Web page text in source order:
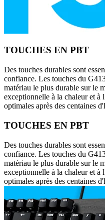
TOUCHES EN PBT
Des touches durables sont
confiance. Les touches du
matériau le plus durable sur le
exceptionnelle à la chaleur et à
optimales après des centaines
TOUCHES EN PBT
Des touches durables sont
confiance. Les touches du
matériau le plus durable sur le
exceptionnelle à la chaleur et à
optimales après des centaines